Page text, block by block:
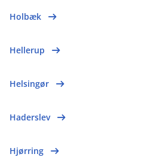
Holbæk
Hellerup
Helsingør
Haderslev
Hjørring